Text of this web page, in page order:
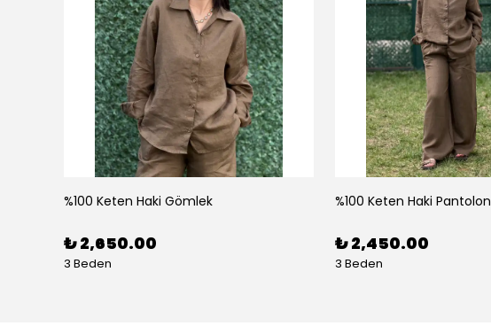
%100 Keten Haki Gömlek
₺ 2,650.00
3 Beden
%100 Keten Haki Pantolon
₺ 2,450.00
3 Beden